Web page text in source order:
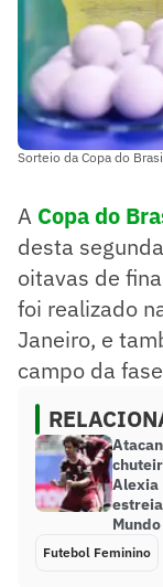
Sorteio da Copa do
A Copa do
desta
oitavas de
foi realizado
Janeiro, e
campo da
Alexia
Mundo
Futebol Feminino